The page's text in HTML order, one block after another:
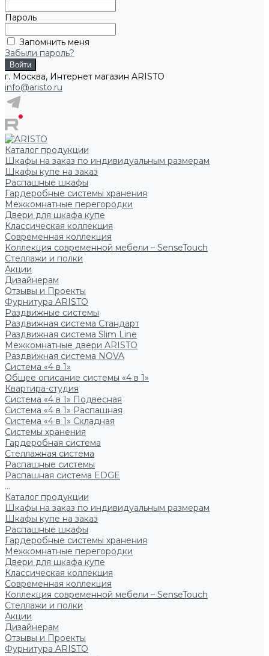
Пароль
Запомнить меня
Забыли пароль?
г. Москва, Интернет магазин ARISTO
info@aristo.ru
Каталог продукции
Шкафы на заказ по индивидуальным размерам
Шкафы купе на заказ
Распашные шкафы
Гардеробные системы хранения
Межкомнатные перегородки
Двери для шкафа купе
Классическая коллекция
Современная коллекция
Коллекция современной мебели – SenseTouch
Стеллажи и полки
Акции
Дизайнерам
Отзывы и Проекты
Фурнитура ARISTO
Раздвижные системы
Раздвижная система Стандарт
Раздвижная система Slim Line
Межкомнатные двери ARISTO
Раздвижная система NOVA
Система «4 в 1»
Общее описание системы «4 в 1»
Квартира-студия
Система «4 в 1» Подвесная
Система «4 в 1» Распашная
Система «4 в 1» Складная
Системы хранения
Гардеробная система
Стеллажная система
Распашные системы
Распашная система EDGE
...
Каталог продукции
Шкафы на заказ по индивидуальным размерам
Шкафы купе на заказ
Распашные шкафы
Гардеробные системы хранения
Межкомнатные перегородки
Двери для шкафа купе
Классическая коллекция
Современная коллекция
Коллекция современной мебели – SenseTouch
Стеллажи и полки
Акции
Дизайнерам
Отзывы и Проекты
Фурнитура ARISTO